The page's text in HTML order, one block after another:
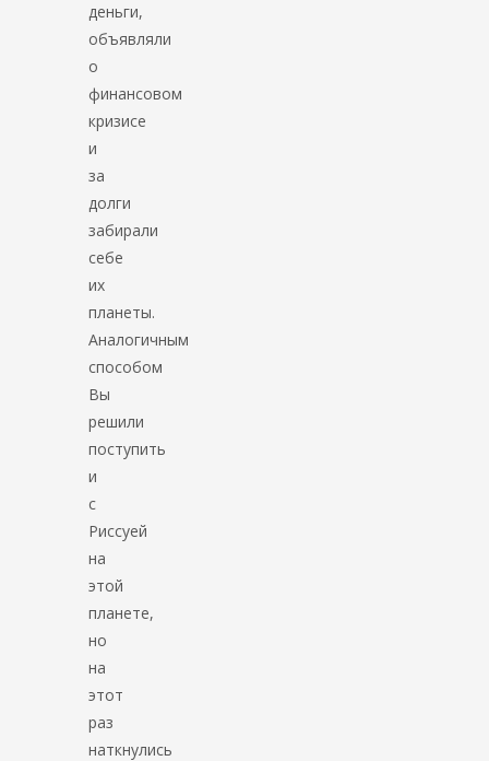
деньги,
объявляли
о
финансовом
кризисе
и
за
долги
забирали
себе
их
планеты.
Аналогичным
способом
Вы
решили
поступить
и
с
Риссуей
на
этой
планете,
но
на
этот
раз
наткнулись